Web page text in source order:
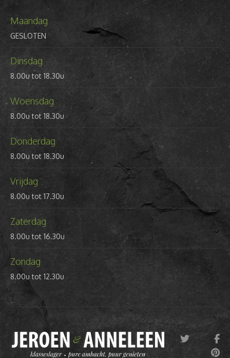
Maandag
GESLOTEN
Dinsdag
8.00u tot 18.30u
Woensdag
8.00u tot 18.30u
Donderdag
8.00u tot 18.30u
Vrijdag
8.00u tot 17.30u
Zaterdag
8.00u tot 16.30u
Zondag
8.00u tot 12.30u